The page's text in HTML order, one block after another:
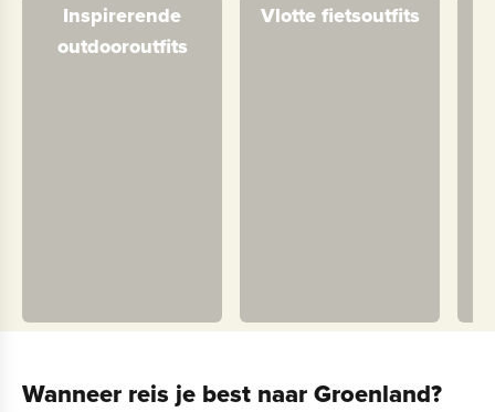
Inspirerende
outdooroutfits
Vlotte fietsoutfits
Wanneer reis je best naar Groenland?